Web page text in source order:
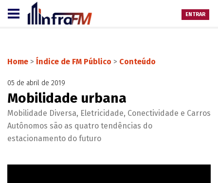
ENTRAR
Home > Índice de FM Público > Conteúdo
05 de abril de 2019
Mobilidade urbana
Mobilidade Diversa, Eletricidade, Conectividade e Carros
Autônomos são as quatro tendências do
estacionamento do futuro